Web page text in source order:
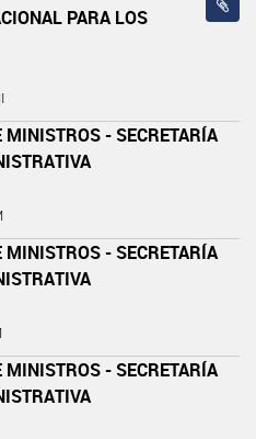
PARA LOS
MINISTROS - SECRETARÍA
MINISTROS - SECRETARÍA
MINISTROS - SECRETARÍA